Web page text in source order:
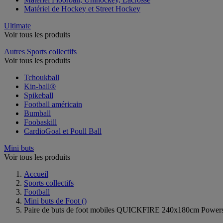
Matériel de Hockey et Street Hockey
Ultimate
Voir tous les produits
Autres Sports collectifs
Voir tous les produits
Tchoukball
Kin-ball®
Spikeball
Football américain
Bumball
Foobaskill
CardioGoal et Poull Ball
Mini buts
Voir tous les produits
Accueil
Sports collectifs
Football
Mini buts de Foot ()
Paire de buts de foot mobiles QUICKFIRE 240x180cm